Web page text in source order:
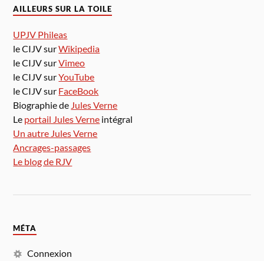
AILLEURS SUR LA TOILE
UPJV Phileas
le CIJV surWikipedia
le CIJV surVimeo
le CIJV surYouTube
le CIJV sur FaceBook
Biographie de Jules Verne
Le portail Jules Verne intégral
Un autre Jules Verne
Ancrages-passages
Le blog de RJV
MÉTA
Connexion